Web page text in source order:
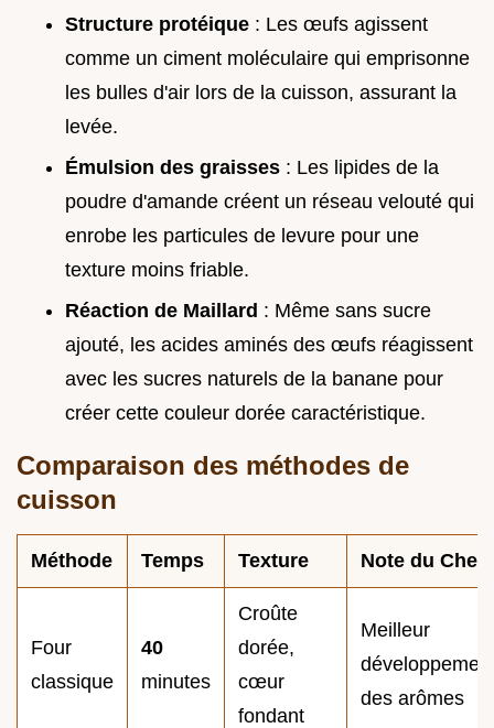
Structure protéique : Les œufs agissent
comme un ciment moléculaire qui emprisonne
les bulles d'air lors de la cuisson, assurant la
levée.
Émulsion des graisses : Les lipides de la
poudre d'amande créent un réseau velouté qui
enrobe les particules de levure pour une
texture moins friable.
Réaction de Maillard : Même sans sucre
ajouté, les acides aminés des œufs réagissent
avec les sucres naturels de la banane pour
créer cette couleur dorée caractéristique.
Comparaison des méthodes de
cuisson
Méthode Temps Texture Note du Chef
Four
classique
40
minutes
Croûte
dorée,
cœur
fondant
Meilleur
des arômes